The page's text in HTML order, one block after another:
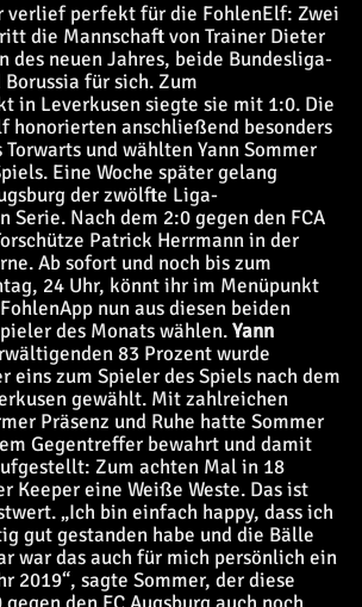
verlief perfekt für die FohlenElf: Zwei
die Mannschaft von Trainer Dieter
des neuen Jahres, beide Bundesliga-
für sich. Zum
in Leverkusen siegte sie mit 1:0. Die
honorierten anschließend besonders
und wählten Yann Sommer
Eine Woche später gelang
der zwölfte Liga-
Serie. Nach dem 2:0 gegen den FCA
Patrick Herrmann in der
Ab sofort und noch bis zum
24 Uhr, könnt ihr im Menüpunkt
nun aus diesen beiden
des Monats wählen.Yann
83 Prozent wurde
eins zum Spieler des Spiels nach dem
gewählt. Mit zahlreichen
Präsenz und Ruhe hatte Sommer
Gegentreffer bewahrt und damit
Zum achten Mal in 18
Keeper eine Weiße Weste. Das ist
„Ich bin einfach happy, dass ich
gut gestanden habe und die Bälle
war das auch für mich persönlich ein
2019“, sagte Sommer, der diese